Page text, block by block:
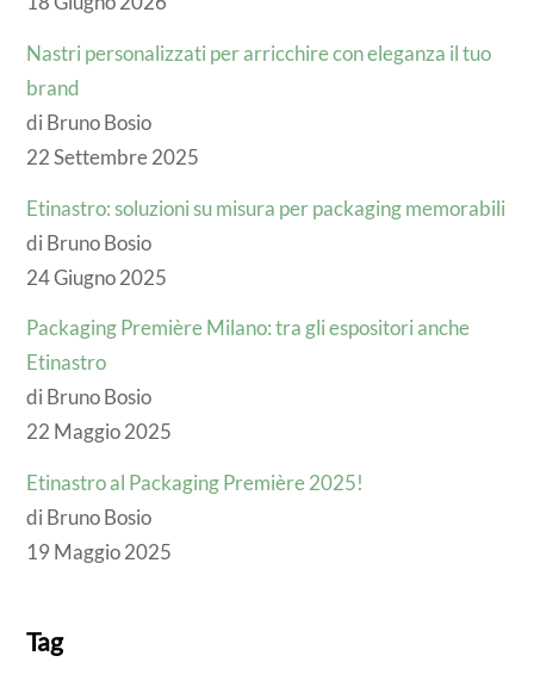
Nastri personalizzati per arricchire con eleganza il tuo
brand
di Bruno Bosio
22 Settembre 2025
Etinastro: soluzioni su misura per packaging memorabili
di Bruno Bosio
24 Giugno 2025
Packaging Première Milano: tra gli espositori anche
Etinastro
di Bruno Bosio
22 Maggio 2025
Etinastro al Packaging Première 2025!
di Bruno Bosio
19 Maggio 2025
Tag